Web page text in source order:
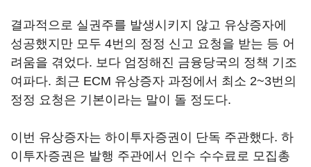
결과적으로 실권주를 발생시키지 않고 유상증자에
성공했지만 모두 4번의 정정 신고 요청을 받는 등 어
려움을 겪었다. 보다 엄정해진 금융당국의 정책 기조
여파다. 최근 ECM 유상증자 과정에서 최소 2~3번의
정정 요청은 기본이라는 말이 돌 정도다.
이번 유상증자는 하이투자증권이 단독 주관했다. 하
이투자증권은 발행 주관에서 인수 수수료로 모집총